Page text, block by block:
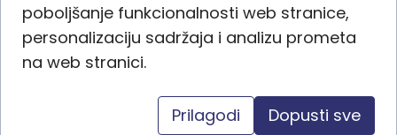
Boca za piće Ibiza -
3980
poboljšanje funkcionalnosti web stranice,
personalizaciju sadržaja i analizu prometa
na web stranici.
Prilagodi Dopusti sve